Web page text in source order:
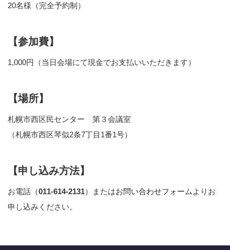
20名様（完全予約制）
【参加費】
1,000円（当日会場にて現金でお支払いいただきます）
【場所】
札幌市西区民センター 第３会議室
（札幌市西区琴似2条7丁目1番1号）
【申し込み方法】
お電話（011-614-2131）またはお問い合わせフォーム よりお
申し込みください。